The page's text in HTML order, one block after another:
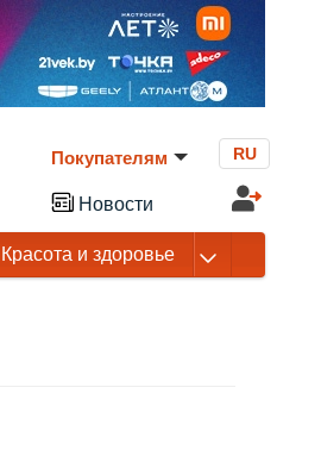
Покупателям
Новости
RU
Красота и здоровье